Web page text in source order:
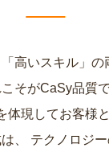
「高いスキル」
そがCaSy品質で
体現してお客様
、